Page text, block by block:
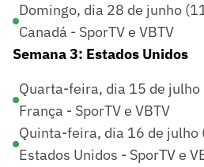
Domingo, dia 28 de junho
Canadá - SporTV e VBTV
Semana 3: Estados Unidos
Quarta-feira, dia 15 de
França - SporTV e VBTV
Quinta-feira, dia 16 de julho
Estados Unidos - SporTV e